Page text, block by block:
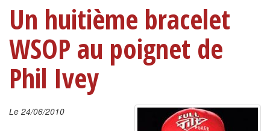
Un huitième bracelet
WSOP au poignet de
Phil Ivey
Le 24/06/2010